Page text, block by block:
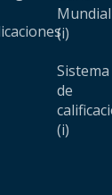
Mundial
(i)
Sistema
de
(i)